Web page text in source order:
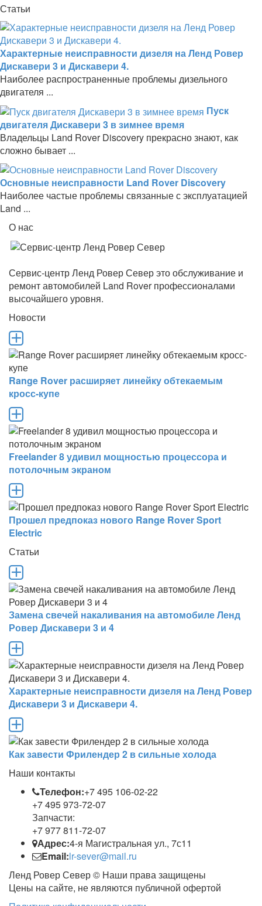
Статьи
Характерные неисправности дизеля на Ленд Ровер
Дискавери 3 и Дискавери 4.
Наиболее распространенные проблемы дизельного
двигателя ...
Пуск
двигателя Дискавери 3 в зимнее время
Владельцы Land Rover Discovery прекрасно знают, как
сложно бывает ...
Основные неисправности Land Rover Discovery
Наиболее частые проблемы связанные с эксплуатацией
Land ...
О нас
Сервис-центр Ленд Ровер Север это обслуживание и
ремонт автомобилей Land Rover профессионалами
высочайшего уровня.
Новости
Range Rover расширяет линейку обтекаемым
кросс-купе
Freelander 8 удивил мощностью процессора и
потолочным экраном
Прошел предпоказ нового Range Rover Sport
Electric
Статьи
Замена свечей накаливания на автомобиле Ленд
Ровер Дискавери 3 и 4
Характерные неисправности дизеля на Ленд Ровер
Дискавери 3 и Дискавери 4.
Как завести Фрилендер 2 в сильные холода
Наши контакты
Телефон:+7 495 106-02-22
+7 495 973-72-07
Запчасти:
+7 977 811-72-07
Адрес:4-я Магистральная ул., 7с11
Email:lr-sever@mail.ru
Ленд Ровер Север © Наши права защищены
Цены на сайте, не являются публичной офертой